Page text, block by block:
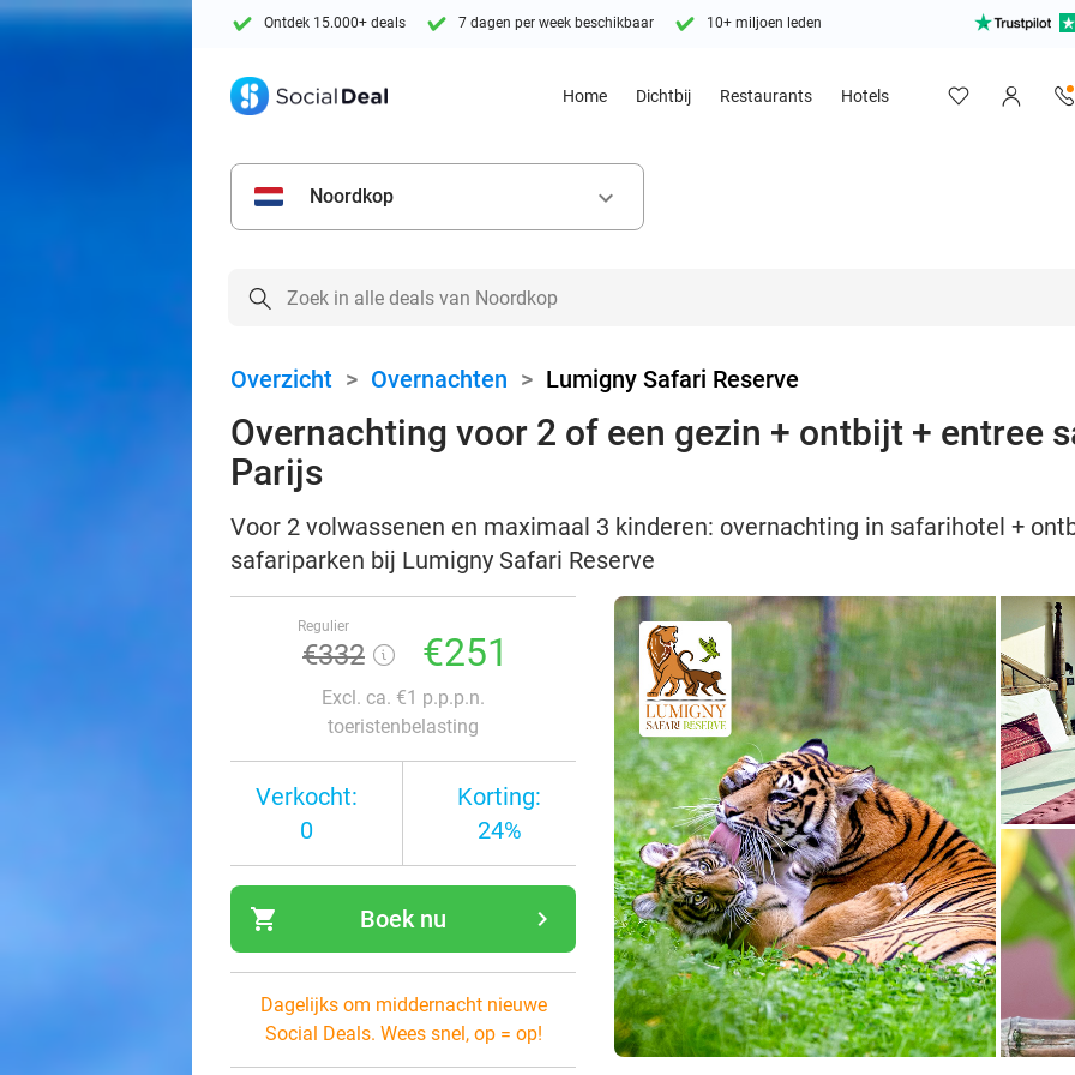
Ontdek 15.000+ deals 7 dagen per week beschikbaar 10+ miljoen leden
Home Dichtbij Restaurants Hotels
Noordkop keyboard_arrow_down
Overzicht > Overnachten > Lumigny Safari Reserve
Overnachting voor 2 of een gezin + ontbijt + entree
Parijs
Voor 2 volwassenen en maximaal 3 kinderen: overnachting in safarihotel +
safariparken bij Lumigny Safari Reserve
Regulier
€332 €251
Excl. ca. €1 p.p.p.n.
toeristenbelasting
Verkocht:
0
Korting:
24%
shopping_cart navigate_next
Boek nu
Dagelijks om middernacht nieuwe
Social Deals. Wees snel, op = op!